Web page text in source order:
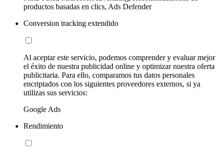
productos basadas en clics, Ads Defender
Conversion tracking extendido
Al aceptar este servicio, podemos comprender y evaluar mejor
el éxito de nuestra publicidad online y optimizar nuestra oferta
publicitaria. Para ello, comparamos tus datos personales
encriptados con los siguientes proveedores externos, si ya
utilizas sus servicios:
Google Ads
Rendimiento